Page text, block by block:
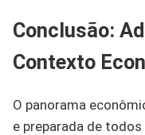
Conclusão:
Contexto
O panorama
e preparada de